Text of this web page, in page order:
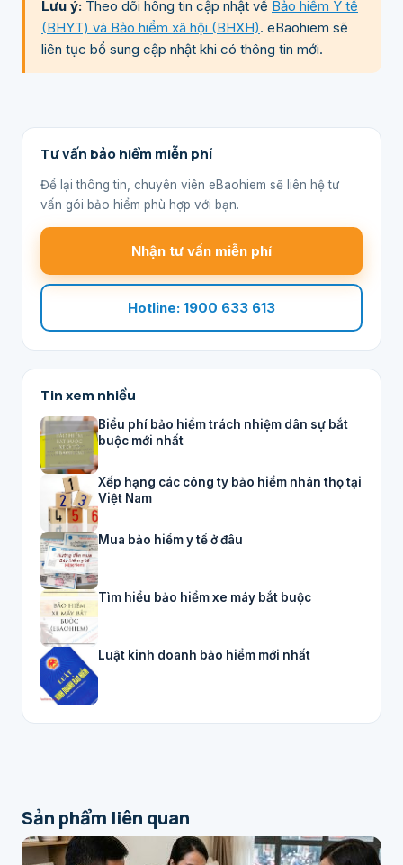
Lưu ý: Theo dõi hông tin cập nhật về Bảo hiểm Y tế
(BHYT) và Bảo hiểm xã hội (BHXH). eBaohiem sẽ
liên tục bổ sung cập nhật khi có thông tin mới.
Tư vấn bảo hiểm miễn phí
Để lại thông tin, chuyên viên eBaohiem sẽ liên hệ tư
vấn gói bảo hiểm phù hợp với bạn.
Nhận tư vấn miễn phí
Hotline: 1900 633 613
Tin xem nhiều
Biểu phí bảo hiểm trách nhiệm dân sự bắt
buộc mới nhất
Xếp hạng các công ty bảo hiểm nhân thọ tại
Việt Nam
Mua bảo hiểm y tế ở đâu
Tìm hiểu bảo hiểm xe máy bắt buộc
Luật kinh doanh bảo hiểm mới nhất
Sản phẩm liên quan